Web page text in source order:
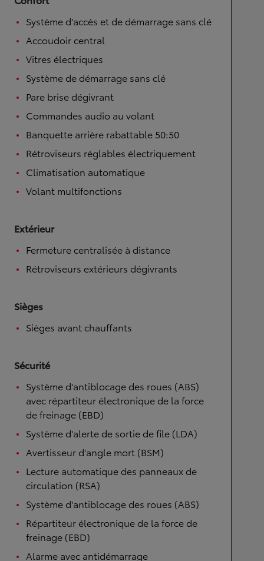
Système d'accès et de démarrage sans clé
Accoudoir central
Vitres électriques
Système de démarrage sans clé
Pare brise dégivrant
Commandes audio au volant
Banquette arrière rabattable 50:50
Rétroviseurs réglables électriquement
Climatisation automatique
Volant multifonctions
Extérieur
Fermeture centralisée à distance
Rétroviseurs extérieurs dégivrants
Sièges
Sièges avant chauffants
Sécurité
Système d'antiblocage des roues (ABS)
avec répartiteur électronique de la force
de freinage (EBD)
Système d'alerte de sortie de file (LDA)
Avertisseur d'angle mort (BSM)
Lecture automatique des panneaux de
circulation (RSA)
Système d'antiblocage des roues (ABS)
Répartiteur électronique de la force de
freinage (EBD)
Alarme avec antidémarrage